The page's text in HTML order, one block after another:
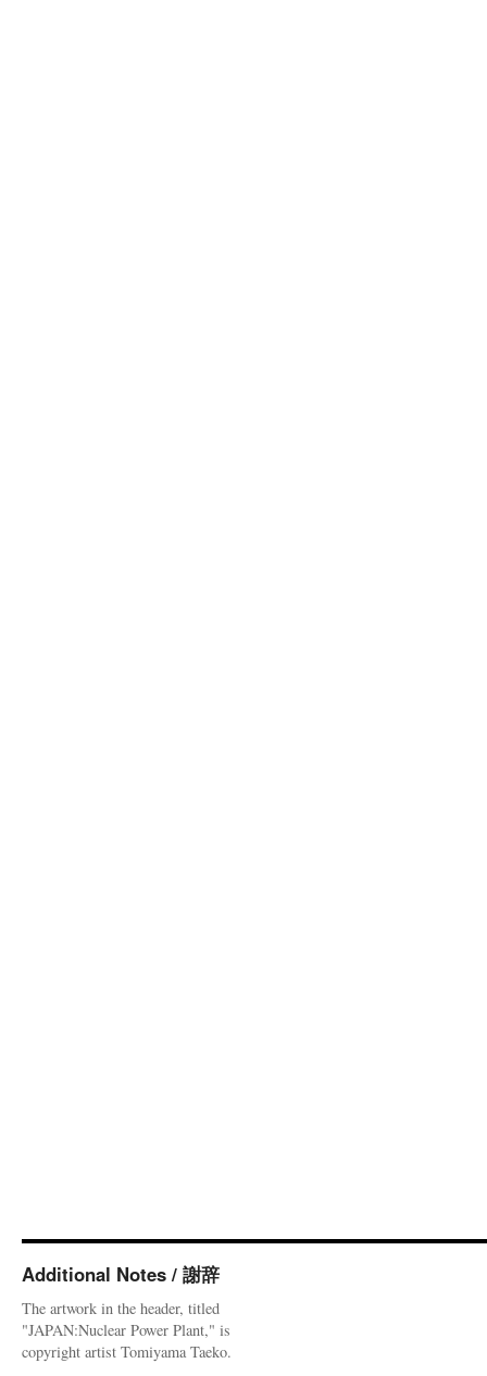
Additional Notes / 謝辞
The artwork in the header, titled
"JAPAN:Nuclear Power Plant," is
copyright artist Tomiyama Taeko.